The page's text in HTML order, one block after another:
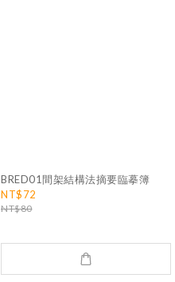
BRED01間架結構法摘要臨摹簿
NT$72
NT$80